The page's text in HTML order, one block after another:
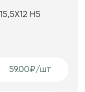
H5
59.00₽/шт